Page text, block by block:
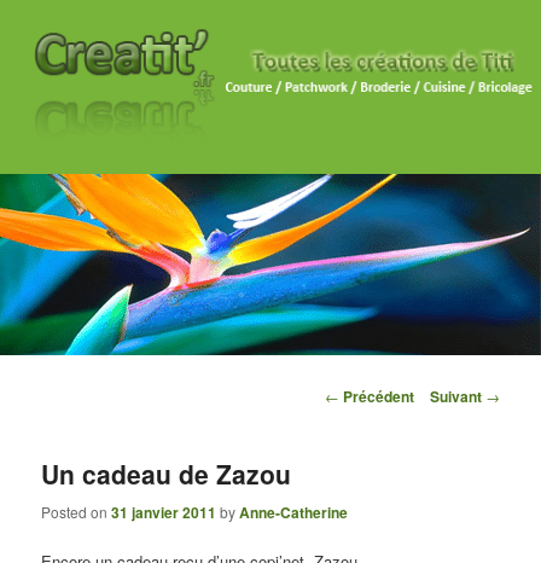
Navigation des articles
← Précédent Suivant →
Un cadeau de Zazou
Posted on31 janvier 2011 byAnne-Catherine